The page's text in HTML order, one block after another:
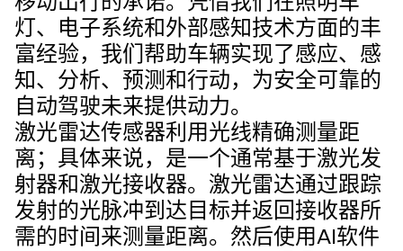
灯、电子系统和外部感知技术方面的丰
富经验，我们帮助车辆实现了感应、感
知、分析、预测和行动，为安全可靠的
自动驾驶未来提供动力。
激光雷达传感器利用光线精确测量距
离；具体来说，是一个通常基于激光发
射器和激光接收器。激光雷达通过跟踪
发射的光脉冲到达目标并返回接收器所
需的时间来测量距离。然后使用AI软件